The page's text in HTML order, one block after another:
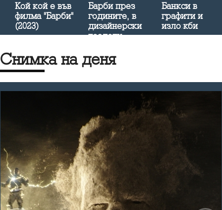
Кой кой е във
филма "Барби"
(2023)
Барби през
годините, в
дизайнерски
тоалети
Банкси в
графити и
изложби
Снимка на деня